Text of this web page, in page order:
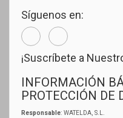
Síguenos en:
¡Suscríbete a
INFORMACIÓN
PROTECCIÓN DE
Responsable: WATELDA, S.L.